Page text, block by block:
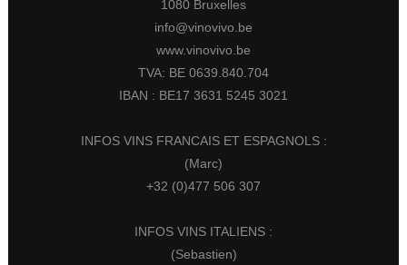
1080 Bruxelles
info@vinovivo.be
www.vinovivo.be
TVA: BE 0639.840.704
IBAN : BE17 3631 5245 3021
INFOS VINS FRANCAIS ET ESPAGNOLS :
(Marc)
+32 (0)477 506 307
INFOS VINS ITALIENS :
(Sebastien)